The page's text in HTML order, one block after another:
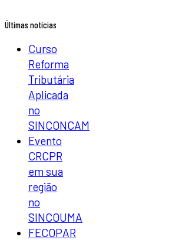
Últimas notícias
Curso
Reforma
Tributária
Aplicada
no
SINCONCAM
Evento
CRCPR
em sua
região
no
SINCOUMA
FECOPAR